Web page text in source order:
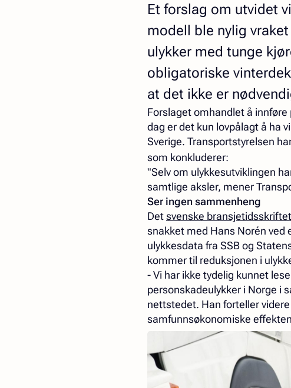
Et forslag om utvidet
modell ble nylig vraket
ulykker med tunge
obligatoriske
at det ikke er
Forslaget omhandlet å
dag er det kun lovpålagt å ha
Sverige. Transportstyrelsen
som konkluderer:
"Selv om ulykkesutviklingen
samtlige aksler, mener
Ser ingen sammenheng
Detsvenske
snakket med Hans Norén ved
ulykkesdata fra SSB og
kommer til reduksjonen i
- Vi har ikke tydelig kunnet
personskadeulykker i Norge i
nettstedet. Han forteller
samfunnsøkonomiske